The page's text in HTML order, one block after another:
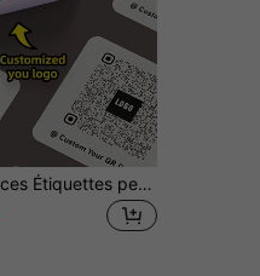
1/50/100 pièces Étiquettes personnalisées - Autocollants carrés personnalisés, peuvent imprimer n'importe quel design, image, logo, texte, imperméables, autocollants d'étiquettes de remerciement personnalisés, cadeau idéal unique, pour les amis, fils, filles, étudiants, autocollants de Noël, autocollants de la Fête de l'Indépendance, autocollants de Thanksgiving, autocollants holographiques, autocollants de Pâques, autocollants décoratifs, auto-adhésifs, élégance hivernale, décalcomanies en vinyle